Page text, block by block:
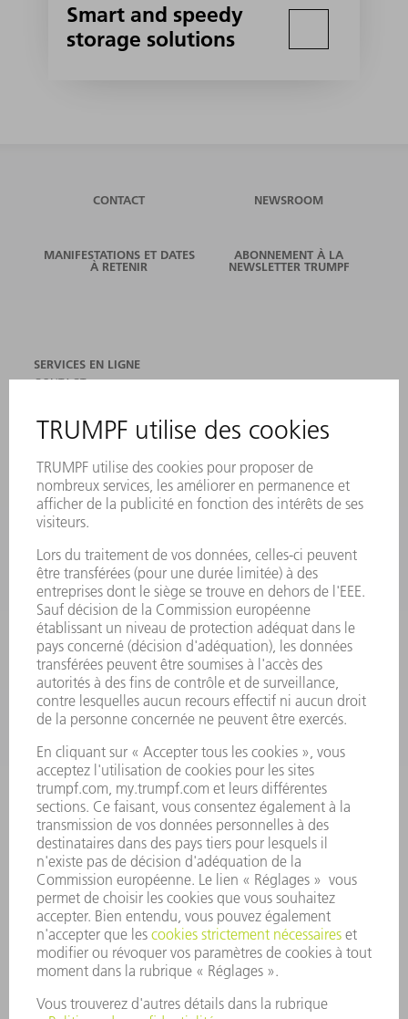
Smart and speedy
storage solutions
CONTACT NEWSROOM
MANIFESTATIONS ET DATES
À RETENIR
ABONNEMENT À LA
NEWSLETTER TRUMPF
SERVICES EN LIGNE
CONTACT
MANIFESTATIONS ET DATES À RETENIR
INSCRIPTION À LA NEWSLETTER
PRODUITS
MACHINES & SYSTÈMES
LASER
ELECTRONIQUE DE PUISSANCE
OUTILS ÉLECTRIQUES
SMART FACTORY
LOGICIEL
SERVICES
APPLICATIONS
SECTEURS D'ACTIVITÉ
ENTREPRISE
CARRIÈRE
OFFRES D'EMPLOI
PROFIL DE L'ENTREPRISE
CONSEIL D'ADMINISTRATION
RAPPORT ANNUEL
PRINCIPES FONDAMENTAUX DE L'ENTREPRISE
CONFORMITÉ
SYSTÈME D'ALERTE
SÉCURITÉ
COMMUNIQUÉS DE PRESSE
MAGAZINE
DURABILITÉ
ENVIRONNEMENT ET CLIMAT
SOCIAL ET SOCIÉTÉ
GESTION D'ENTREPRISE